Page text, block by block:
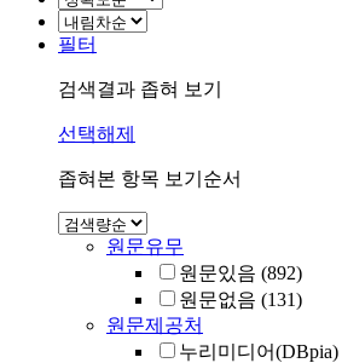
필터
검색결과 좁혀 보기
선택해제
좁혀본 항목 보기순서
원문유무
원문있음 (892)
원문없음 (131)
원문제공처
누리미디어(DBpia)